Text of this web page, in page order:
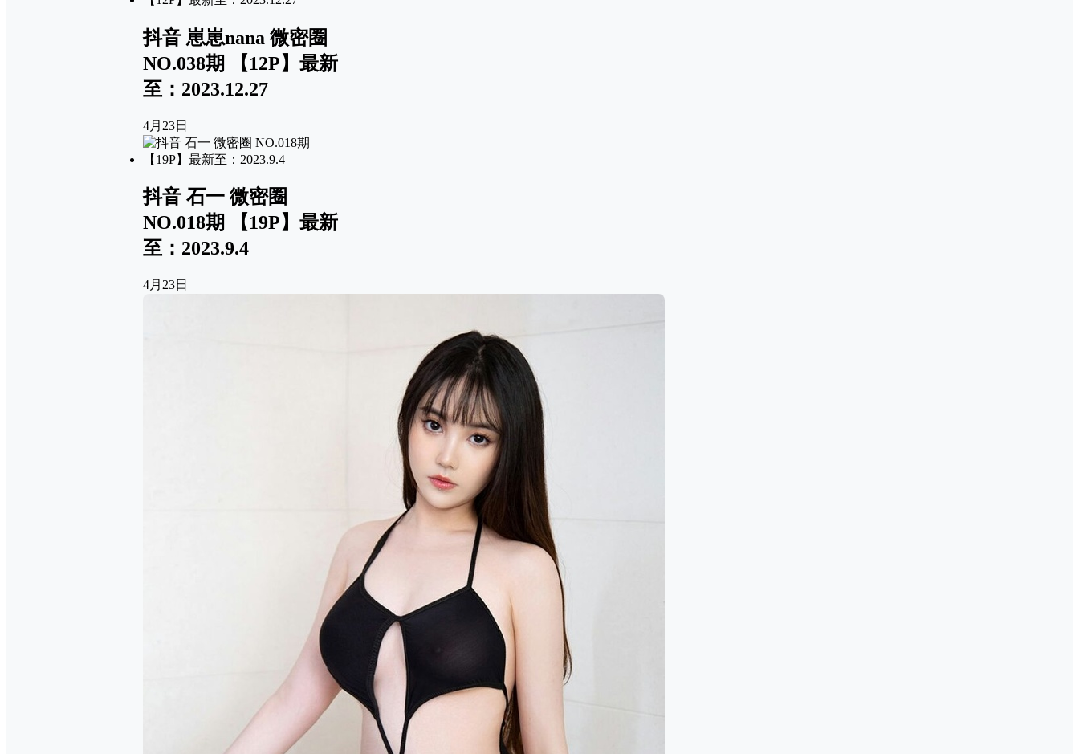
抖音 崽崽nana 微密圈
NO.038期 【12P】最新
至：2023.12.27
4月23日
抖音 石一 微密圈
NO.018期 【19P】最新
至：2023.9.4
4月23日